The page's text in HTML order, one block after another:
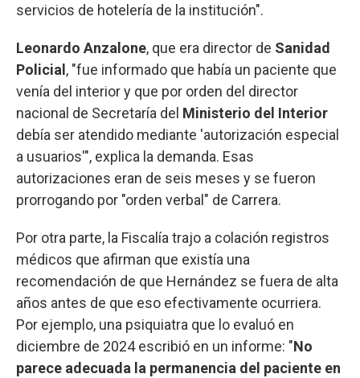
servicios de hotelería de la institución".
Leonardo Anzalone, que era director de Sanidad
Policial , "fue informado que había un paciente que
venía del interior y que por orden del director
nacional de Secretaría del Ministerio del Interior
debía ser atendido mediante 'autorización especial
a usuarios'", explica la demanda. Esas
autorizaciones eran de seis meses y se fueron
prorrogando por "orden verbal" de Carrera.
Por otra parte, la Fiscalía trajo a colación registros
médicos que afirman que existía una
recomendación de que Hernández se fuera de alta
años antes de que eso efectivamente ocurriera.
Por ejemplo, una psiquiatra que lo evaluó en
diciembre de 2024 escribió en un informe: "No
parece adecuada la permanencia del paciente en